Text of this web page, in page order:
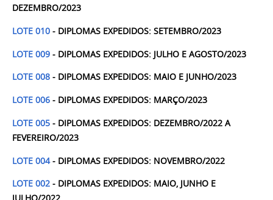
DEZEMBRO/2023
LOTE 010 - DIPLOMAS EXPEDIDOS: SETEMBRO/2023
LOTE 009 - DIPLOMAS EXPEDIDOS: JULHO E AGOSTO/2023
LOTE 008 - DIPLOMAS EXPEDIDOS: MAIO E JUNHO/2023
LOTE 006 - DIPLOMAS EXPEDIDOS: MARÇO/2023
LOTE 005 - DIPLOMAS EXPEDIDOS: DEZEMBRO/2022 A
FEVEREIRO/2023
LOTE 004- DIPLOMAS EXPEDIDOS: NOVEMBRO/2022
LOTE 002 - DIPLOMAS EXPEDIDOS: MAIO, JUNHO E